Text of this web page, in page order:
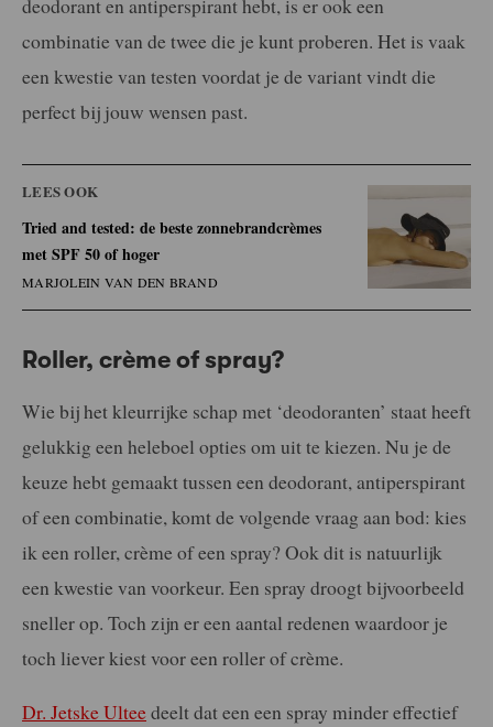
deodorant en antiperspirant hebt, is er ook een
combinatie van de twee die je kunt proberen. Het is vaak
een kwestie van testen voordat je de variant vindt die
perfect bij jouw wensen past.
LEES OOK
Tried and tested: de beste zonnebrandcrèmes
met SPF 50 of hoger
MARJOLEIN VAN DEN BRAND
Roller, crème of spray?
Wie bij het kleurrijke schap met ‘deodoranten’ staat heeft
gelukkig een heleboel opties om uit te kiezen. Nu je de
keuze hebt gemaakt tussen een deodorant, antiperspirant
of een combinatie, komt de volgende vraag aan bod: kies
ik een roller, crème of een spray? Ook dit is natuurlijk
een kwestie van voorkeur. Een spray droogt bijvoorbeeld
sneller op. Toch zijn er een aantal redenen waardoor je
toch liever kiest voor een roller of crème.
Dr. Jetske Ulteedeelt dat een een spray minder effectief